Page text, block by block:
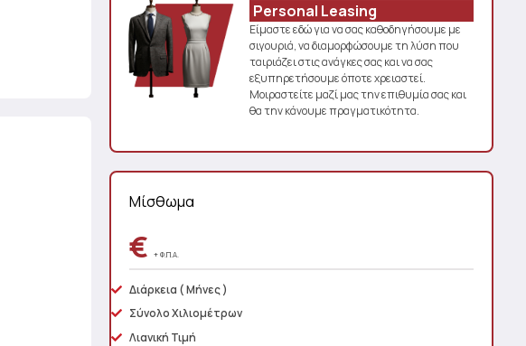
Personal Leasing
Είμαστε εδώ για να σας καθοδηγήσουμε με
σιγουριά, να διαμορφώσουμε τη λύση που
ταιριάζει στις ανάγκες σας και να σας
εξυπηρετήσουμε όποτε χρειαστεί.
Μοιραστείτε μαζί μας την επιθυμία σας και
θα την κάνουμε πραγματικότητα.
Μίσθωμα
€+ Φ.Π.Α.
Διάρκεια ( Μήνες )
Σύνολο Χιλιομέτρων
Λιανική Τιμή